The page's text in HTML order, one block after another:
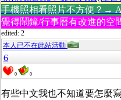
手機照相看照片不方便？→
覺得鬧鐘/行事曆有改進的
edited: 2
本人已不在此站活動
6
0 0
有些中文我也不知道要怎麼